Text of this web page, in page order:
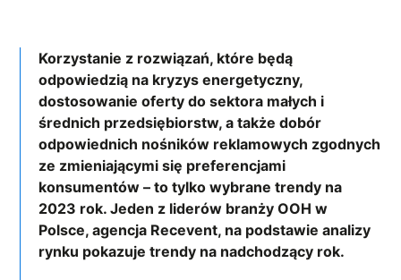
Korzystanie z rozwiązań, które będą
odpowiedzią na kryzys energetyczny,
dostosowanie oferty do sektora małych i
średnich przedsiębiorstw, a także dobór
odpowiednich nośników reklamowych zgodnych
ze zmieniającymi się preferencjami
konsumentów – to tylko wybrane trendy na
2023 rok. Jeden z liderów branży OOH w
Polsce, agencja Recevent, na podstawie analizy
rynku pokazuje trendy na nadchodzący rok.